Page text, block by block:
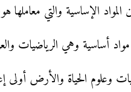
هو5، كذلك مادة الفرنسية ومادة العربية.
أساسية وهي الرياضيات
إعدادي هي 3، ومعامل مادة الفيزياء